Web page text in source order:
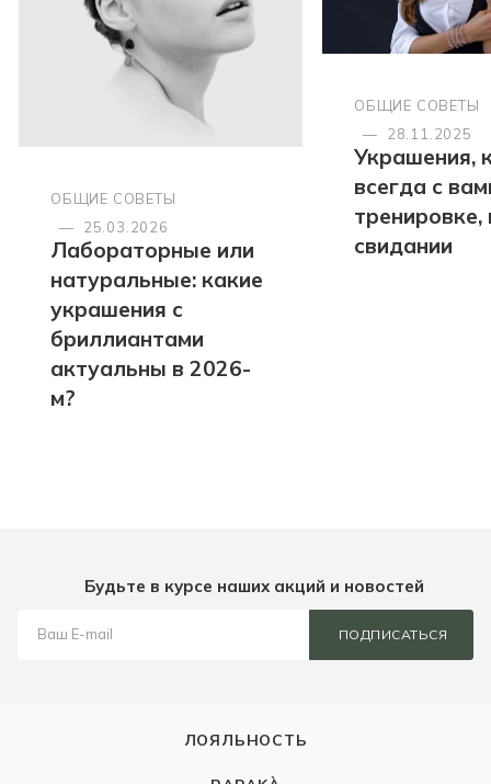
ОБЩИЕ СОВЕТЫ
—
25.03.2026
Лабораторные или
натуральные: какие
украшения с
бриллиантами
актуальны в 2026-
м?
ОБЩИЕ СОВЕТЫ
—
28.11.2025
Украшения,
всегда с
тренировке,
свидании
Будьте в курсе наших акций и новостей
ПОДПИСАТЬСЯ
ЛОЯЛЬНОСТЬ